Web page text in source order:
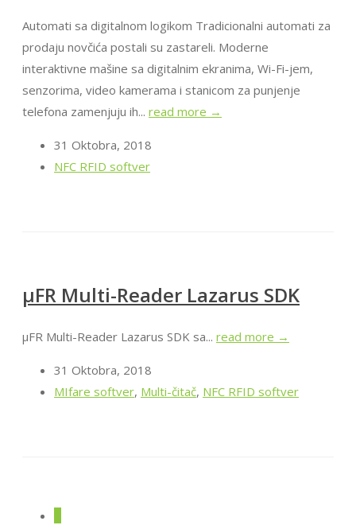
Automati sa digitalnom logikom Tradicionalni automati za
prodaju novčića postali su zastareli. Moderne
interaktivne mašine sa digitalnim ekranima, Wi-Fi-jem,
senzorima, video kamerama i stanicom za punjenje
telefona zamenjuju ih... read more →
31 Oktobra, 2018
NFC RFID softver
μFR Multi-Reader Lazarus SDK
μFR Multi-Reader Lazarus SDK sa... read more →
31 Oktobra, 2018
MIfare softver, Multi-čitač, NFC RFID softver